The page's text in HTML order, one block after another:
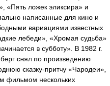
«Пять ложек эликсира» и
написанные для кино и
вариациями известных
лебеди», «Хромая судьба»
в субботу». В 1982 г.
снял по произведению
сказку-притчу «Чародеи»,
фильмом нескольких